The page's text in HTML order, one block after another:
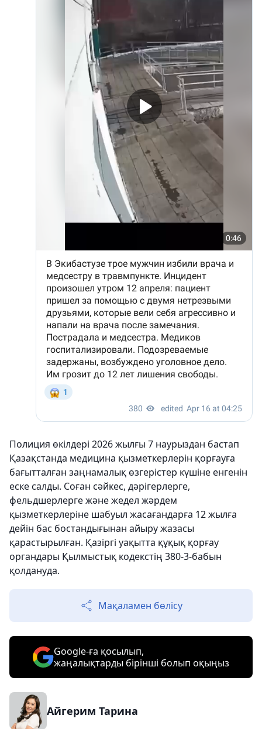
Полиция өкілдері 2026 жылғы 7 наурыздан бастап
Қазақстанда медицина қызметкерлерін қорғауға
бағытталған заңнамалық өзгерістер күшіне енгенін
еске салды. Соған сәйкес, дәрігерлерге,
фельдшерлерге және жедел жәрдем
қызметкерлеріне шабуыл жасағандарға 12 жылға
дейін бас бостандығынан айыру жазасы
қарастырылған. Қазіргі уақытта құқық қорғау
органдары Қылмыстық кодекстің 380-3-бабын
қолдануда.
Мақаламен бөлісу
Google-ға қосылып,
жаңалықтарды бірінші болып оқыңыз
Айгерим Тарина